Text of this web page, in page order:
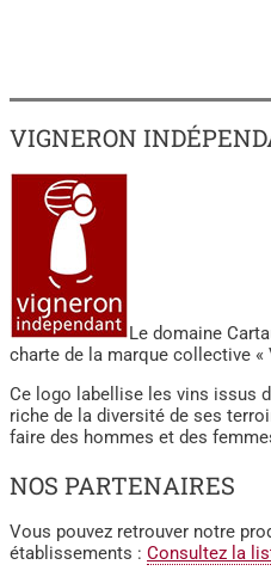
VIGNERON
Le domaine
charte de la marque collective «
Ce logo labellise les vins issus
riche de la diversité de ses
faire des hommes et des
NOS PARTENAIRES
Vous pouvez retrouver notre
établissements : Consultez la